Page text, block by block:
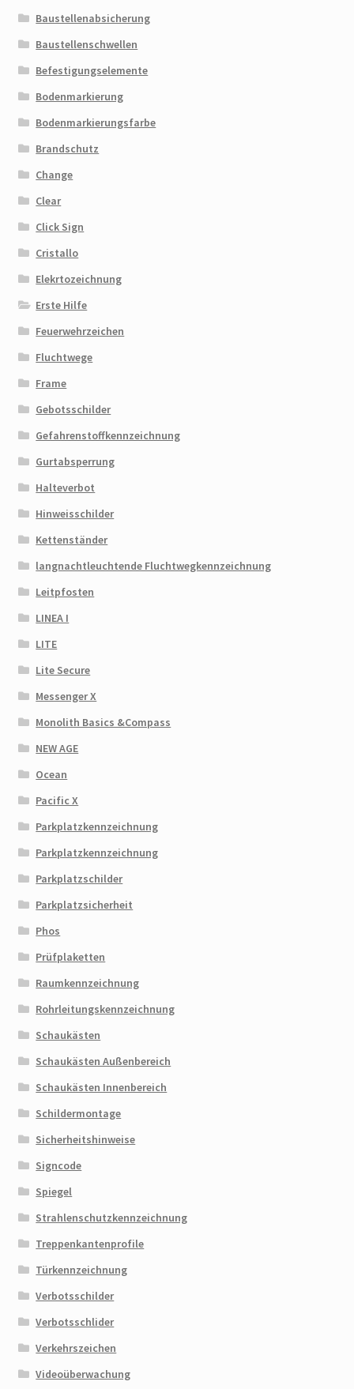
Baustellenabsicherung
Baustellenschwellen
Befestigungselemente
Bodenmarkierung
Bodenmarkierungsfarbe
Brandschutz
Change
Clear
Click Sign
Cristallo
Elekrtozeichnung
Erste Hilfe
Feuerwehrzeichen
Fluchtwege
Frame
Gebotsschilder
Gefahrenstoffkennzeichnung
Gurtabsperrung
Halteverbot
Hinweisschilder
Kettenständer
langnachtleuchtende Fluchtwegkennzeichnung
Leitpfosten
LINEA I
LITE
Lite Secure
Messenger X
Monolith Basics &Compass
NEW AGE
Ocean
Pacific X
Parkplatzkennzeichnung
Parkplatzkennzeichnung
Parkplatzschilder
Parkplatzsicherheit
Phos
Prüfplaketten
Raumkennzeichnung
Rohrleitungskennzeichnung
Schaukästen
Schaukästen Außenbereich
Schaukästen Innenbereich
Schildermontage
Sicherheitshinweise
Signcode
Spiegel
Strahlenschutzkennzeichnung
Treppenkantenprofile
Türkennzeichnung
Verbotsschilder
Verbotsschlider
Verkehrszeichen
Videoüberwachung